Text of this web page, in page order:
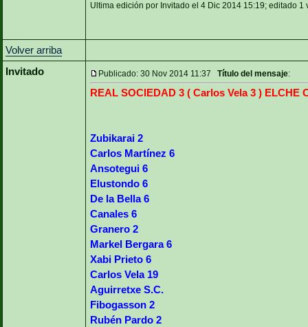
Ultima edición por Invitado el 4 Dic 2014 15:19; editado 1
Volver arriba
Invitado
Publicado: 30 Nov 2014 11:37 Título del mensaje:
REAL SOCIEDAD 3 ( Carlos Vela 3 ) ELCHE
Zubikarai 2
Carlos Martínez 6
Ansotegui 6
Elustondo 6
De la Bella 6
Canales 6
Granero 2
Markel Bergara 6
Xabi Prieto 6
Carlos Vela 19
Aguirretxe S.C.
Fibogasson 2
Rubén Pardo 2